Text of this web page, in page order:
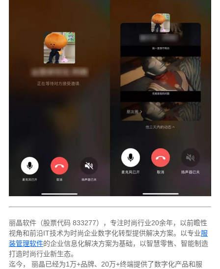
丽晶软件（股票代码 833277），专注时尚行业20余年，以前瞻性
视角和前沿IT技术为时尚企业数字化转型提供解决方案。以专业服
装管理软件的企业信息化解决方案为基础，以智慧零售、智能制造
打造时尚行业新生态。
迄今， 丽晶已经为1万+品牌、20万+终端提供了数字化产品和服